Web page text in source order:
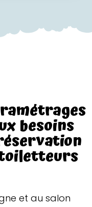
besoins
et au salon